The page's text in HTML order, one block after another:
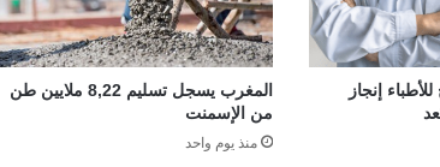
إنجاز
المغرب يسجل تسليم 8,22 ملايين طن
من الإسمنت
منذ يوم واحد